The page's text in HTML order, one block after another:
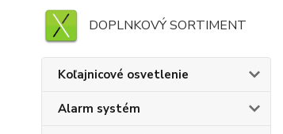
DOPLNKOVÝ SORTIMENT
Koľajnicové osvetlenie
Alarm systém